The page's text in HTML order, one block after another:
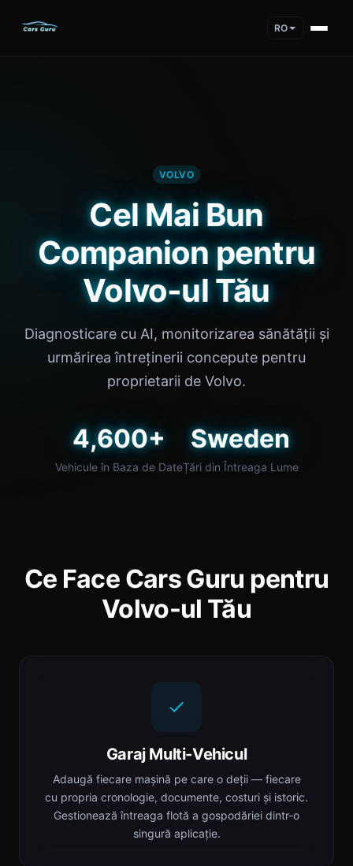
RO
VOLVO
Cel Mai Bun
Companion pentru
Volvo-ul Tău
Diagnosticare cu AI, monitorizarea sănătății și
urmărirea întreținerii concepute pentru
proprietarii de Volvo.
4,600+
Vehicule în Baza de Date
Sweden
Țări din Întreaga Lume
Ce Face Cars Guru pentru
Volvo-ul Tău
Garaj Multi-Vehicul
Adaugă fiecare mașină pe care o deții — fiecare
cu propria cronologie, documente, costuri și istoric.
Gestionează întreaga flotă a gospodăriei dintr-o
singură aplicație.